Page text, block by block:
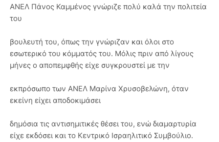
ΑΝΕΛ Πάνος Καμμένος γνώριζε πολύ καλά την πολιτεία
του
βουλευτή του, όπως την γνώριζαν και όλοι στο
εσωτερικό του κόμματός του. Μόλις πριν από λίγους
μήνες ο αποπεμφθής είχε συγκρουστεί με την
εκπρόσωπο των ΑΝΕΛ Μαρίνα Χρυσοβελώνη, όταν
εκείνη είχει αποδοκιμάσει
δημόσια τις αντισημιτικές θέσει του, ενώ διαμαρτυρία
είχε εκδόσει και το Κεντρικό Ισραηλιτικό Συμβούλιο.